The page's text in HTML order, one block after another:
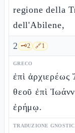
regione della
dell'Abilene,
2 🗝️2 🔗1
GRECO
ἐπὶ
θεοῦ ἐπὶ
ἐρήμῳ.
TRADUZIONE